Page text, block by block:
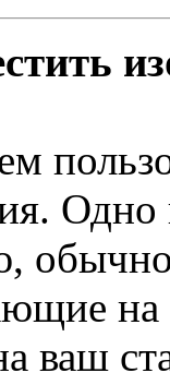
обычно
ваш